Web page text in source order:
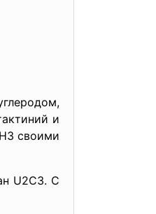
и
своими
U2C3. С